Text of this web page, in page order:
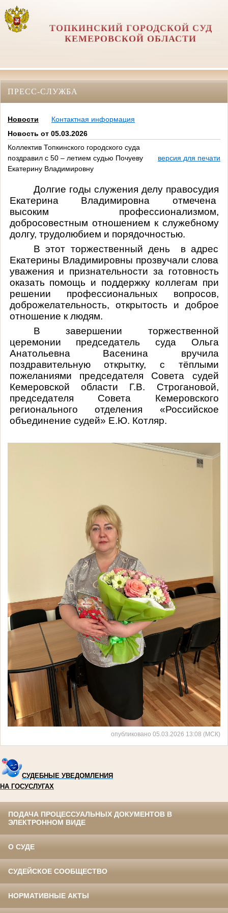
ТОПКИНСКИЙ ГОРОДСКОЙ СУД
КЕМЕРОВСКОЙ ОБЛАСТИ
ПРЕСС-СЛУЖБА
Новости
Контактная информация
Новость от 05.03.2026
Коллектив Топкинского городского суда
поздравил с 50 – летием судью Почуеву
Екатерину Владимировну
версия для печати
Долгие годы служения делу правосудия
Екатерина Владимировна отмечена
высоким профессионализмом,
добросовестным отношением к служебному
долгу, трудолюбием и порядочностью.
В этот торжественный день в адрес
Екатерины Владимировны прозвучали слова
уважения и признательности за готовность
оказать помощь и поддержку коллегам при
решении профессиональных вопросов,
доброжелательность, открытость и доброе
отношение к людям.
В завершении торжественной
церемонии председатель суда Ольга
Анатольевна Васенина вручила
поздравительную открытку, с тёплыми
пожеланиями председателя Совета судей
Кемеровской области Г.В. Строгановой,
председателя Совета Кемеровского
регионального отделения «Российское
объединение судей» Е.Ю. Котляр.
опубликовано 05.03.2026 13:08 (МСК)
СУДЕБНЫЕ УВЕДОМЛЕНИЯ
НА ГОСУСЛУГАХ
ПОДАЧА ПРОЦЕССУАЛЬНЫХ ДОКУМЕНТОВ В
ЭЛЕКТРОННОМ ВИДЕ
О СУДЕ
СУДЕЙСКОЕ СООБЩЕСТВО
НОРМАТИВНЫЕ АКТЫ